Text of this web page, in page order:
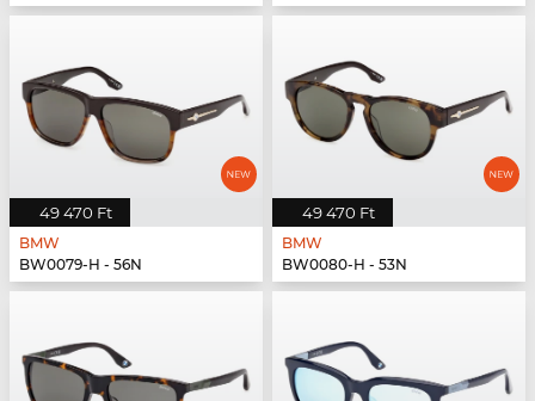
49 470 Ft
BMW
BW0079-H - 56N
49 470 Ft
BMW
BW0080-H - 53N